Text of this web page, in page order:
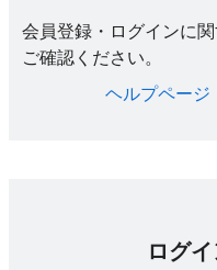
会員登録・ログインに
ご確認ください。​
ヘルプページ
ログ